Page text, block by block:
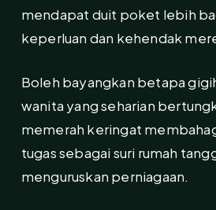
mendapat duit poket lebih
keperluan dan kehendak
Boleh bayangkan betapa
wanita yang seharian
memerah keringat
tugas sebagai suri rumah
menguruskan perniagaan.